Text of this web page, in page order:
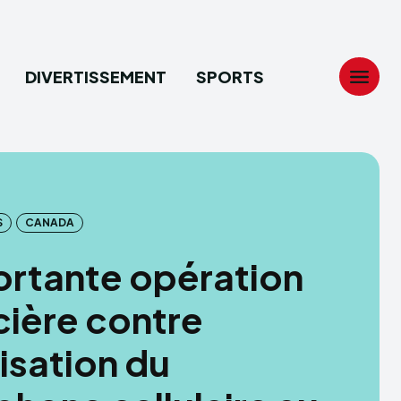
DIVERTISSEMENT SPORTS
CANADA
opération
contre
du